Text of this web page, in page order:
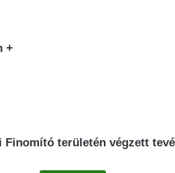
+
területén végzett